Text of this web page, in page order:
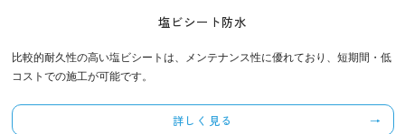
塩ビシート防水
比較的耐久性の高い塩ビシートは、メンテナンス性に優れており、短期間・低
コストでの施工が可能です。
詳しく見る